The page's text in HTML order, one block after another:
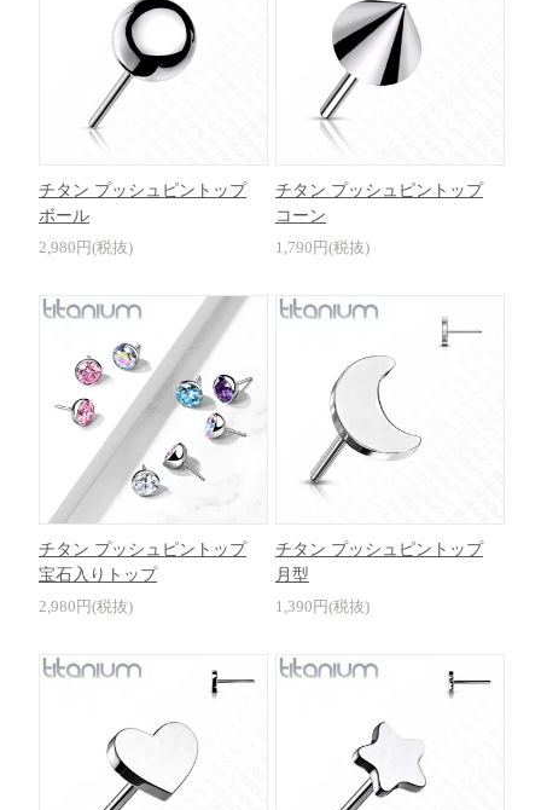
チタン プッシュピントップ
ボール
2,980円(税抜)
チタン プッシュピントップ
コーン
1,790円(税抜)
チタン プッシュピントップ
宝石入りトップ
2,980円(税抜)
チタン プッシュピントップ
月型
1,390円(税抜)